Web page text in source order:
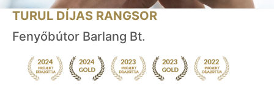
TURUL DÍJAS RANGSOR
Fenyőbútor Barlang Bt.